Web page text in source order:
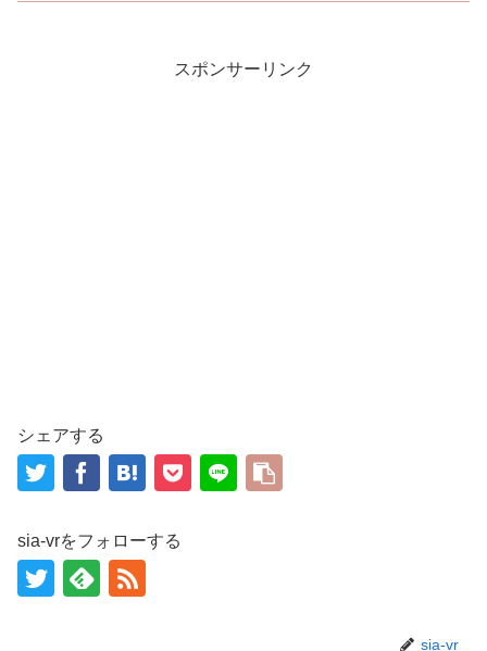
スポンサーリンク
シェアする
sia-vrをフォローする
sia-vr